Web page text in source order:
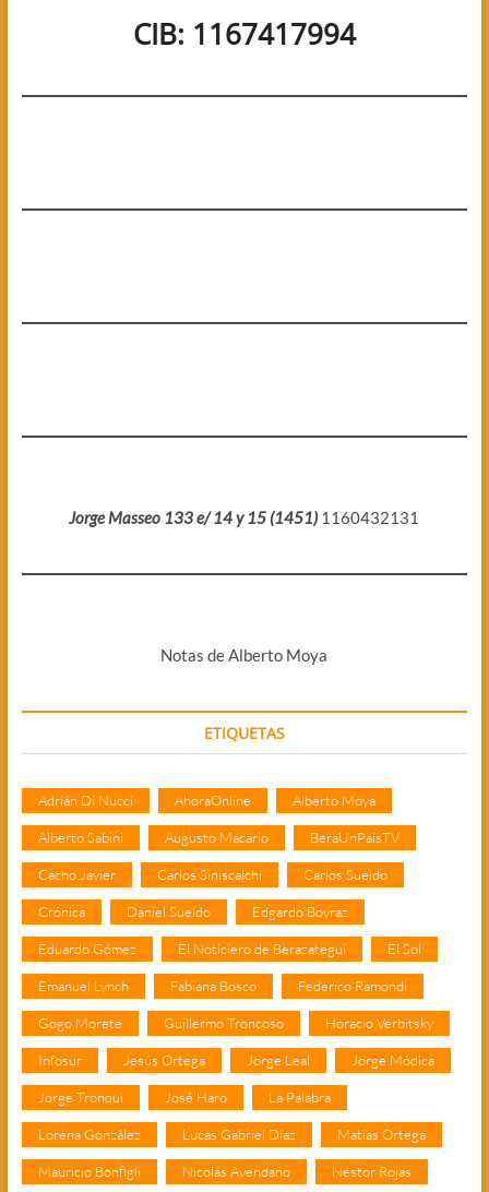
CIB: 1167417994
Jorge Masseo 133 e/ 14 y 15 (1451) 1160432131
Notas de Alberto Moya
ETIQUETAS
Adrián Di Nucci AhoraOnline Alberto Moya
Alberto Sabini Augusto Macario BeraUnPaisTV
Cacho Javier Carlos Siniscalchi Carlos Sueldo
Crónica Daniel Sueldo Edgardo Boyraz
Eduardo Gómez El Noticiero de Berazategui El Sol
Emanuel Lynch Fabiana Bosco Federico Ramondi
Gogo Morete Guillermo Troncoso Horacio Verbitsky
Infosur Jesús Ortega Jorge Leal Jorge Módica
Jorge Tronqui José Haro La Palabra
Lorena González Lucas Gabriel Díaz Matías Ortega
Mauricio Bonfigli Nicolás Avendaño Néstor Rojas